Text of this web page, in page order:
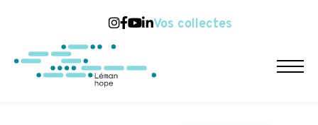
Vos collectes